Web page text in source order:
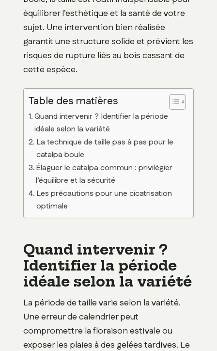
équilibrer l’esthétique et la santé de votre
sujet. Une intervention bien réalisée
garantit une structure solide et prévient les
risques de rupture liés au bois cassant de
cette espèce.
Table des matières
Quand intervenir ? Identifier la période
idéale selon la variété
La technique de taille pas à pas pour le
catalpa boule
Élaguer le catalpa commun : privilégier
l’équilibre et la sécurité
Les précautions pour une cicatrisation
optimale
Quand intervenir ?
Identifier la période
idéale selon la variété
La période de taille varie selon la variété.
Une erreur de calendrier peut
compromettre la floraison estivale ou
exposer les plaies à des gelées tardives. Le